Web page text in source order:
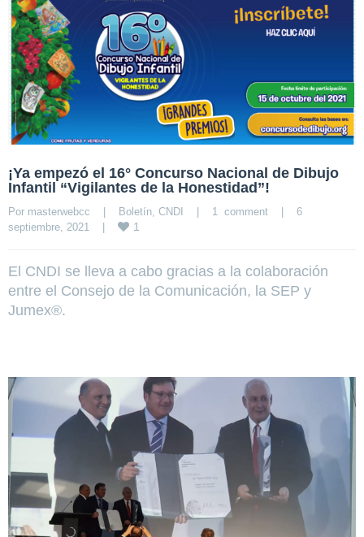
¡Ya empezó el 16° Concurso Nacional de Dibujo
Infantil “Vigilantes de la Honestidad”!
Por masterwebcc Boletín, CNDI 1  comment
6
septiembre, 2021
1
El CNDI se lleva a cabo gracias a la colaboración
entre el Consejo de la Comunicación, la SEP y
Jumex®.